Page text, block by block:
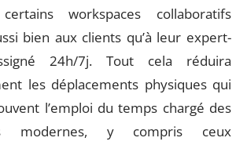
workspaces collaboratifs
bien aux clients qu’à leur expert-
24h/7j. Tout cela réduira
les déplacements physiques qui
l’emploi du temps chargé des
modernes, y compris ceux